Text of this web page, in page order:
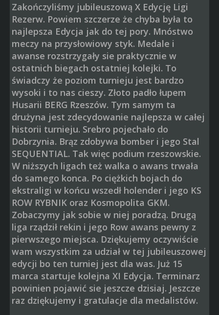
Zakończyliśmy jubileuszową X Edycję Ligi
Rezerw. Powiem szczerze że chyba była to
najlepsza Edycja jak do tej pory. Mnóstwo
meczy na przysłowiowy styk. Medale i
awanse rozstrzygały sie praktycznie w
ostatnich biegach ostatniej kolejki. To
świadczy że poziom turnieju jest bardzo
wysoki i to nas cieszy. Złoto padło łupem
Husarii BERG Rzeszów. Tym samym ta
drużyna jest zdecydowanie najlepsza w całej
historii turnieju. Srebro pojechało do
Dobrzynia. Brąz zdobywa bomber i jego Stal
SEQUENTIAL. Tak więc podium rzeszowskie.
W niższych ligach też walka o awans trwała
do samego konca. Po ciężkich bojach do
ekstraligi w końcu wszedł holender i jego KS
ROW RYBNIK oraz Kosmopolita GKM.
Zobaczymy jak sobie w niej poradzą. Drugą
liga rządził rekin i jego Row awans pewny z
pierwszego miejsca. Dziękujemy oczywiście
wam wszystkim za udział w tej jubileuszowej
edycji bo ten turniej jest dla was. Już 15
marca startuje kolejna XI Edycja. Terminarz
powinien pojawić sie jeszcze dzisiaj. Jeszcze
raz dziękujemy i gratulacje dla medalistów.